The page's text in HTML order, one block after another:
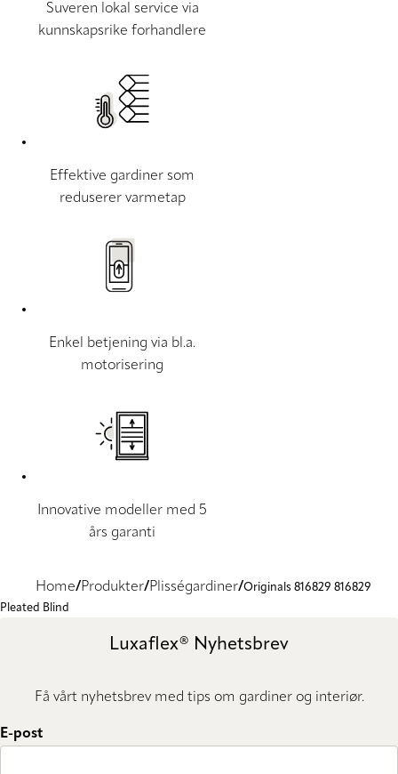
Suveren lokal service via
kunnskapsrike forhandlere
Effektive gardiner som
reduserer varmetap
Enkel betjening via bl.a.
motorisering
Innovative modeller med 5
års garanti
Home Produkter Plisségardiner Originals 816829 816829
Pleated Blind
Luxaflex® Nyhetsbrev
Få vårt nyhetsbrev med tips om gardiner og interiør.
E-post